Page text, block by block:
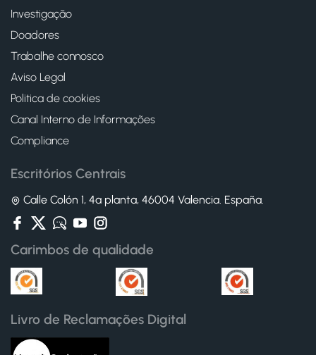
Investigação
Doadores
Trabalhe connosco
Aviso Legal
Politica de cookies
Canal Interno de Informações
Compliance
Escritórios Centrais
Calle Colón 1, 4ª planta, 46004 Valencia. España.
Carimbos de qualidade
Livro de Reclamações Digital